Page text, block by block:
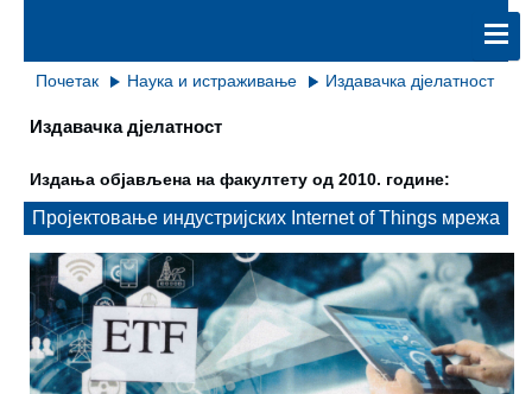
Почетак Наука и истраживање Издавачка дјелатност
Издавачка дјелатност
Издања објављена на факултету од 2010. године:
Пројектовање индустријских Internet of Things мрежа